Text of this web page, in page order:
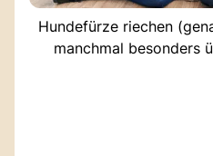
Hundefürze riechen
manchmal besonders